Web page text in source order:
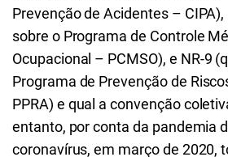
Prevenção de Acidentes –
sobre o Programa de Controle
Ocupacional – PCMSO), e NR-9
Programa de Prevenção de
PPRA) e qual a convenção
entanto, por conta da pandemia
coronavírus, em março de 2020,